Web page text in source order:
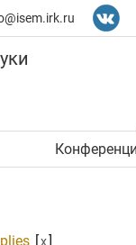
[x]